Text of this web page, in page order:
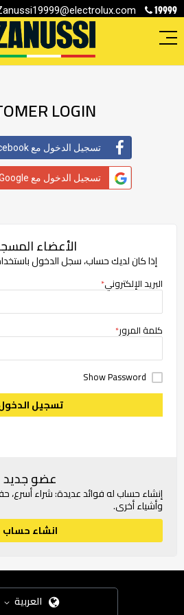
19999
LOGIN
تسجيل الدخول مع Facebook
تسجيل الدخول مع Google
الأعضاء
إذا كان لديك حساب، سجل الدخول
البريد الإلكتروني
كلمة المرور
Show Password
تسجيل
عضو جديد
إنشاء حساب له فوائد عديدة: شراء أسرع،
وأشياء أخرى.
انشاء حساب
العربية